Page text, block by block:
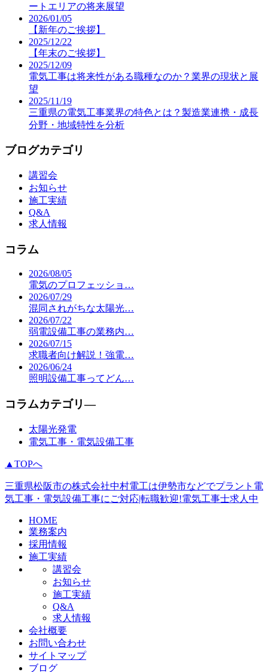
ートエリアの将来展望
2026/01/05
【新年のご挨拶】
2025/12/22
【年末のご挨拶】
2025/12/09
電気工事は将来性がある職種なのか？業界の現状と展
望
2025/11/19
三重県の電気工事業界の特色とは？製造業連携・成長
分野・地域特性を分析
ブログカテゴリ
講習会
お知らせ
施工実績
Q&A
求人情報
コラム
2026/08/05
電気のプロフェッショ…
2026/07/29
混同されがちな太陽光…
2026/07/22
弱電設備工事の業務内…
2026/07/15
求職者向け解説！強電…
2026/06/24
照明設備工事ってどん…
コラムカテゴリ―
太陽光発電
電気工事・電気設備工事
▲TOPへ
三重県松阪市の株式会社中村電工は伊勢市などでプラント電
気工事・電気設備工事にご対応|転職歓迎!電気工事士求人中
HOME
業務案内
採用情報
施工実績
講習会
お知らせ
施工実績
Q&A
求人情報
会社概要
お問い合わせ
サイトマップ
ブログ